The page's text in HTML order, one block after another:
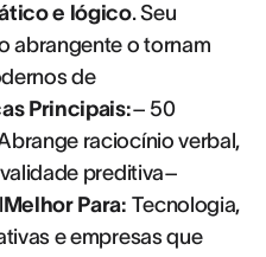
e lógico. Seu
abrangente o tornam
de
Principais:– 50
raciocínio verbal,
preditiva–
Melhor Para: Tecnologia,
e empresas que